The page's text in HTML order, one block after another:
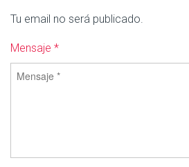
Tu email no será publicado.
Mensaje *